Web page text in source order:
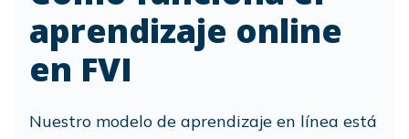
aprendizaje online
en FVI
Nuestro modelo de aprendizaje en línea está